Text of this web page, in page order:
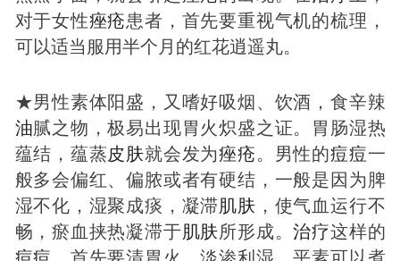
对于女性痤疮患者，首先要重视气机的梳理，
可以适当服用半个月的红花逍遥丸。
★男性素体阳盛，又嗜好吸烟、饮酒，食辛辣
油腻之物，极易出现胃火炽盛之证。胃肠湿热
蕴结，蕴蒸皮肤就会发为痤疮。男性的痘痘一
般多会偏红、偏脓或者有硬结，一般是因为脾
湿不化，湿聚成痰，凝滞肌肤 ，使气血运行不
畅，瘀血挟热凝滞于肌肤所形成。治疗这样的